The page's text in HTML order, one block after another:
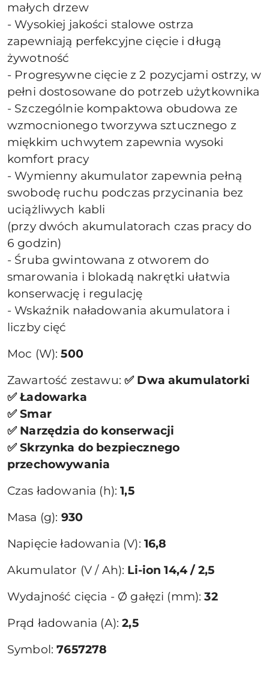
małych drzew
- Wysokiej jakości stalowe ostrza
zapewniają perfekcyjne cięcie i długą
żywotność
- Progresywne cięcie z 2 pozycjami ostrzy, w
pełni dostosowane do potrzeb użytkownika
- Szczególnie kompaktowa obudowa ze
wzmocnionego tworzywa sztucznego z
miękkim uchwytem zapewnia wysoki
komfort pracy
- Wymienny akumulator zapewnia pełną
swobodę ruchu podczas przycinania bez
uciążliwych kabli
(przy dwóch akumulatorach czas pracy do
6 godzin)
- Śruba gwintowana z otworem do
smarowania i blokadą nakrętki ułatwia
konserwację i regulację
- Wskaźnik naładowania akumulatora i
liczby cięć
Moc (W):500
Zawartość zestawu:✅ Dwa akumulatorki
✅ Ładowarka
✅ Smar
✅ Narzędzia do konserwacji
✅ Skrzynka do bezpiecznego
przechowywania
Czas ładowania (h):1,5
Masa (g): 930
Napięcie ładowania (V): 16,8
Akumulator (V / Ah): Li-ion 14,4 / 2,5
Wydajność cięcia - Ø gałęzi (mm):32
Prąd ładowania (A):2,5
Symbol:7657278